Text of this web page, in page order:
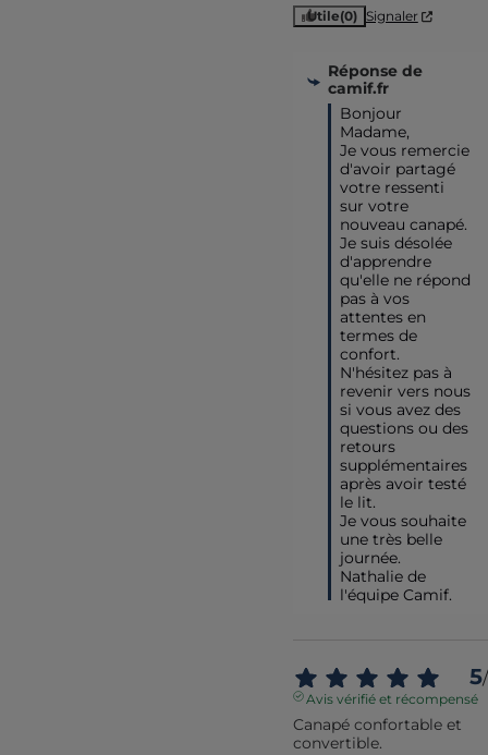
Utile(0) Signaler
Réponse de
camif.fr
Bonjour
Madame,
Je vous remercie
d'avoir partagé
votre ressenti
sur votre
nouveau canapé.
Je suis désolée
d'apprendre
qu'elle ne répond
pas à vos
attentes en
termes de
confort.
N'hésitez pas à
revenir vers nous
si vous avez des
questions ou des
retours
supplémentaires
après avoir testé
le lit.
Je vous souhaite
une très belle
journée.
Nathalie de
l'équipe Camif.
5/
Avis vérifié et récompensé
Canapé confortable et
convertible.